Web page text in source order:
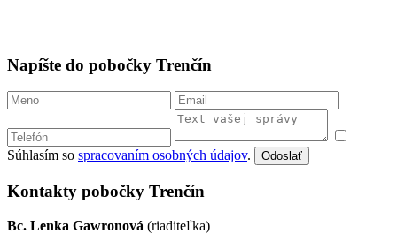
Napíšte do pobočky Trenčín
Súhlasím so spracovaním osobných údajov. Odoslať
Kontakty pobočky Trenčín
Bc. Lenka Gawronová (riaditeľka)